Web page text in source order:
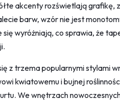
akcenty rozświetlają
barw, wzór nie jest
się wyróżniają, co sprawia, że
z trzema popularnymi stylami
kwiatowemu i bujnej
We wnętrzach